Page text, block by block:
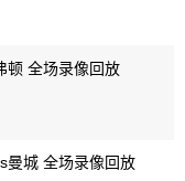
顿 全场录像回放
曼城 全场录像回放